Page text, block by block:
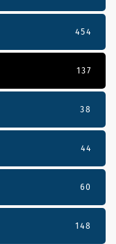
454
137
38
44
60
148